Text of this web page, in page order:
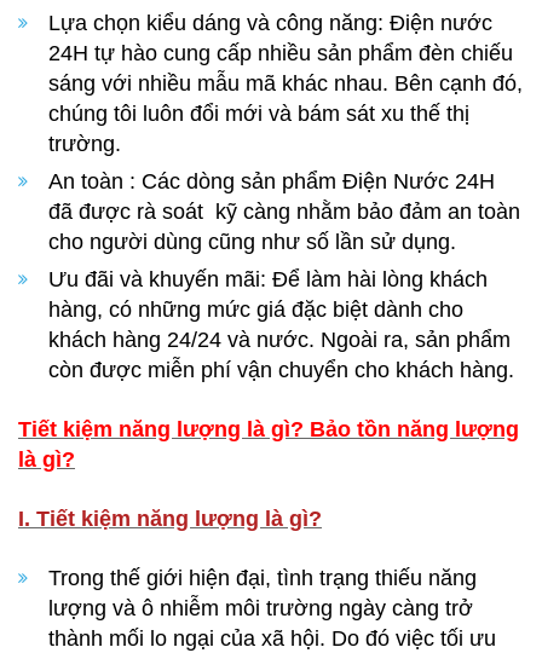
Lựa chọn kiểu dáng và công năng: Điện nước
24H tự hào cung cấp nhiều sản phẩm đèn chiếu
sáng với nhiều mẫu mã khác nhau. Bên cạnh đó,
chúng tôi luôn đổi mới và bám sát xu thế thị
trường.
An toàn : Các dòng sản phẩm Điện Nước 24H
đã được rà soát kỹ càng nhằm bảo đảm an toàn
cho người dùng cũng như số lần sử dụng.
Ưu đãi và khuyến mãi: Để làm hài lòng khách
hàng, có những mức giá đặc biệt dành cho
khách hàng 24/24 và nước. Ngoài ra, sản phẩm
còn được miễn phí vận chuyển cho khách hàng.
Tiết kiệm năng lượng là gì? Bảo tồn năng lượng
là gì?
I. Tiết kiệm năng lượng là gì?
Trong thế giới hiện đại, tình trạng thiếu năng
lượng và ô nhiễm môi trường ngày càng trở
thành mối lo ngại của xã hội. Do đó việc tối ưu